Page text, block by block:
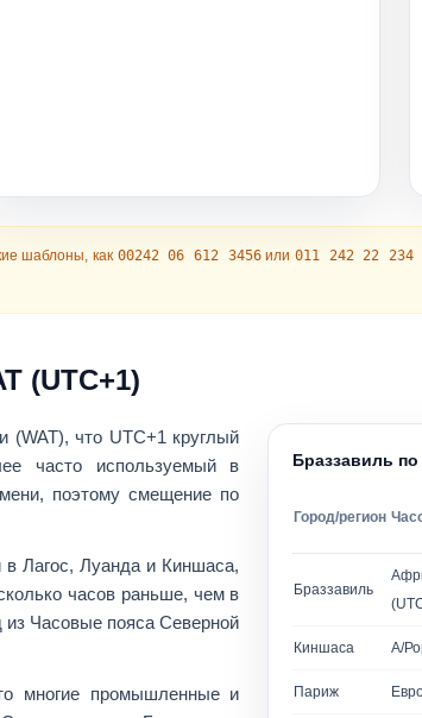
шаблоны, как 00242 06 612 3456или 011 242 22 234
(UTC+1)
(WAT), что UTC+1 круглый
часто используемый в
, поэтому смещение по
вЛагос,Луанда и Киншаса,
часов раньше, чем в
из Часовые пояса Северной
многие промышленные и
Браззавиль
Город/регион
Браззавиль
Киншаса А/
Париж